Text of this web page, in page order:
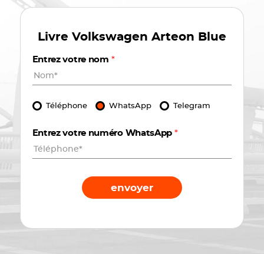
Livre Volkswagen Arteon Blue
Entrez votre nom *
Téléphone WhatsApp Telegram
Entrez votre numéro WhatsApp *
envoyer